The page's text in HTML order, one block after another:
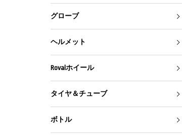
グローブ
ヘルメット
Rovalホイール
タイヤ＆チューブ
ボトル